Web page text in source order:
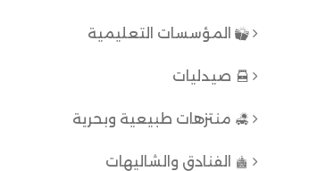
المؤسسات التعليمية
صيدليات
منتزهات طبيعية وبحرية
الفنادق والشاليهات